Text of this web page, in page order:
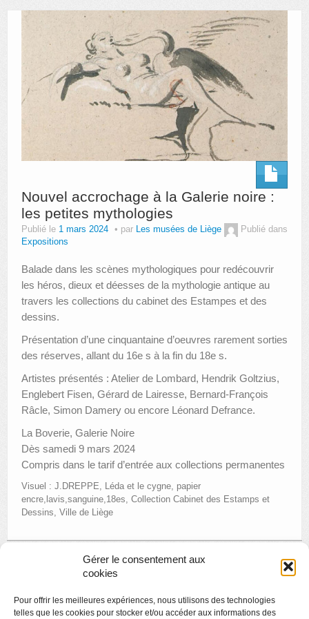
Gérer le consentement aux
cookies
Pour offrir les meilleures expériences, nous utilisons des technologies
telles que les cookies pour stocker et/ou accéder aux informations des
AUTRES LIEUX
ANIMATIONS DES MUSÉES
PUBLICATIONS
LES APPELS À PROJETS
LE PORTAIL DES COLLECTIONS
Nouvel accrochage à la Galerie noire :
les petites mythologies
Publié le 1 mars 2024 par Les musées de Liège
Publié dans
Expositions
Balade dans les scènes mythologiques pour redécouvrir
les héros, dieux et déesses de la mythologie antique au
travers les collections du cabinet des Estampes et des
dessins.
Présentation d’une cinquantaine d’oeuvres rarement sorties
des réserves, allant du 16e s à la fin du 18e s.
Artistes présentés : Atelier de Lombard, Hendrik Goltzius,
Englebert Fisen, Gérard de Lairesse, Bernard-François
Râcle, Simon Damery ou encore Léonard Defrance.
La Boverie, Galerie Noire
Dès samedi 9 mars 2024
Compris dans le tarif d’entrée aux collections permanentes
Visuel : J.DREPPE, Léda et le cygne, papier
encre,lavis,sanguine,18es, Collection Cabinet des Estamps et
Dessins, Ville de Liège
« Page précédente